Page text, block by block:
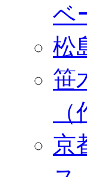
ベ
松
笹
京